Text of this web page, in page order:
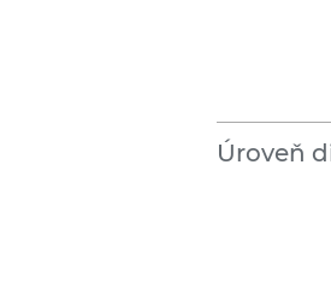
Úroveň